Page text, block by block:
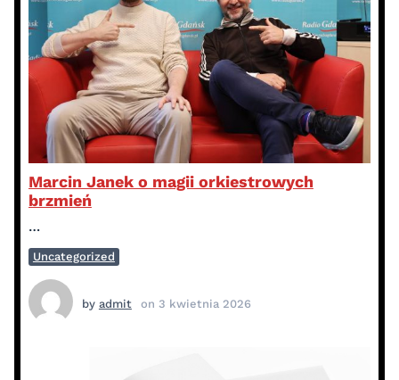
Marcin Janek o magii orkiestrowych
brzmień
Uncategorized
…
by admit on 3 kwietnia 2026